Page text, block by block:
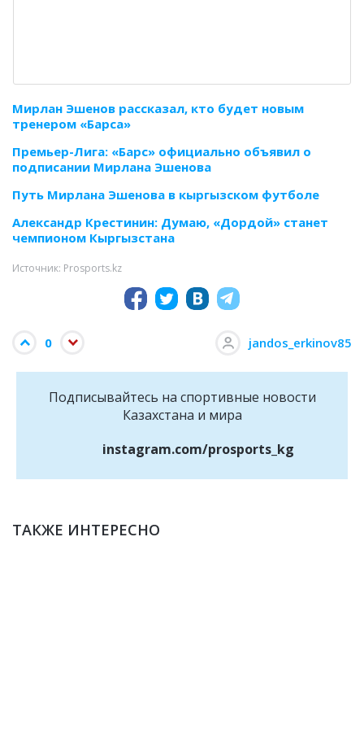
Мирлан Эшенов рассказал, кто будет новым
тренером «Барса»
Премьер-Лига: «Барс» официально объявил о
подписании Мирлана Эшенова
Путь Мирлана Эшенова в кыргызском футболе
Александр Крестинин: Думаю, «Дордой» станет
чемпионом Кыргызстана
Источник: Prosports.kz
0 jandos_erkinov85
Подписывайтесь на cпортивные новости
Казахстана и мира
instagram.com/prosports_kg
ТАКЖЕ ИНТЕРЕСНО